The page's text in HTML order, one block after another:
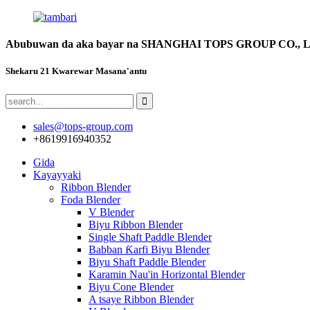
Abubuwan da aka bayar na SHANGHAI TOPS GROUP CO.,
Shekaru 21 Kwarewar Masana'antu
sales@tops-group.com
+8619916940352
Gida
Kayayyaki
Ribbon Blender
Foda Blender
V Blender
Biyu Ribbon Blender
Single Shaft Paddle Blender
Babban Ƙarfi Biyu Blender
Biyu Shaft Paddle Blender
Karamin Nau'in Horizontal Blender
Biyu Cone Blender
A tsaye Ribbon Blender